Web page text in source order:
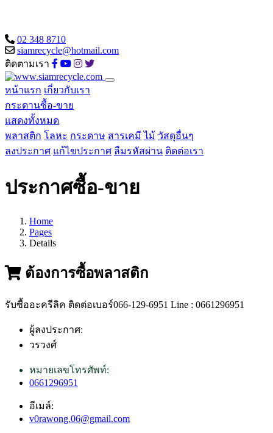
02 348 8710
siamrecycle@hotmail.com
ติดตามเรา
หน้าแรก เกี่ยวกับเรา
กระดานซื้อ-ขาย
แสดงทั้งหมด
พลาสติก โลหะ กระดาษ สารเคมี ไม้ วัสดุอื่นๆ
ลงประกาศ แก้ไขประกาศ ลืมรหัสผ่าน ติดต่อเรา
ประกาศซื้อ-ขาย
Home
Pages
Details
ต้องการซื้อพลาสติก
รับซื้ออะครีลิค ติดต่อเบอร์066-129-6951 Line : 0661296951
ผู้ลงประกาศ:
วรวงศ์
หมายเลขโทรศัพท์:
0661296951
อีเมล์:
v0rawong.06@gmail.com